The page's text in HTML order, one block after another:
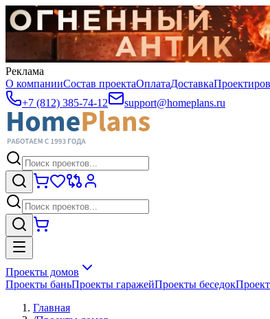
Реклама
О компанииСостав проектаОплатаДоставка
+7 (812) 385-74-12
support@homeplans.ru
Проекты домов
Проекты баньПроекты гаражейПроекты беседок
Главная